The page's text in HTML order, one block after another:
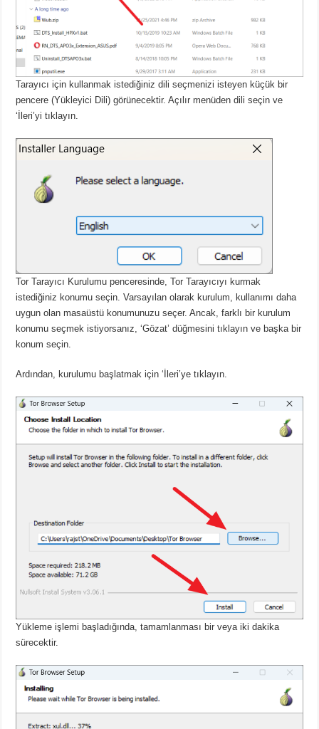
Tarayıcı için kullanmak istediğiniz dili seçmenizi isteyen küçük bir
pencere (Yükleyici Dili) görünecektir.Açılır menüden dili seçin ve
‘İleri’yi tıklayın.
Tor Tarayıcı Kurulumu penceresinde, Tor Tarayıcıyı kurmak
istediğiniz konumu seçin.Varsayılan olarak kurulum, kullanımı daha
uygun olan masaüstü konumunuzu seçer.Ancak, farklı bir kurulum
konumu seçmek istiyorsanız, ‘Gözat’ düğmesini tıklayın ve başka bir
konum seçin.
Ardından, kurulumu başlatmak için ‘İleri’ye tıklayın.
Yükleme işlemi başladığında, tamamlanması bir veya iki dakika
sürecektir.